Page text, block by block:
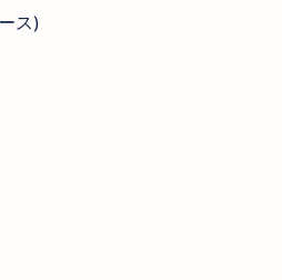
ス)